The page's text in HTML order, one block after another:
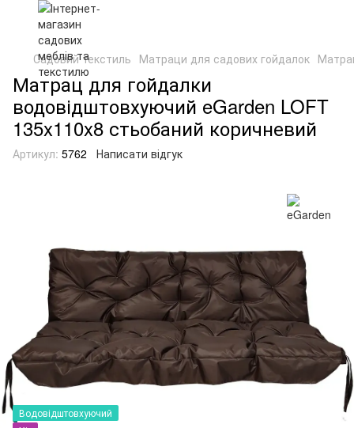
Садовий текстиль Матраци для садових гойдалок
Матрац для гойдалки
водовідштовхуючий eGarden LOFT
135x110x8 стьобаний коричневий
Артикул: 5762 Написати відгук
Водовідштовхуючий